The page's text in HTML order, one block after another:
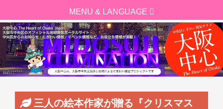
三人の絵本作家が贈る『クリスマス